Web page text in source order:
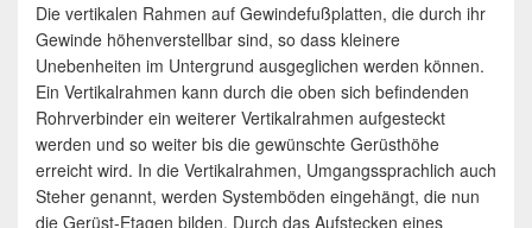
Die vertikalen Rahmen auf Gewindefußplatten, die durch ihr
Gewinde höhenverstellbar sind, so dass kleinere
Unebenheiten im Untergrund ausgeglichen werden können.
Ein Vertikalrahmen kann durch die oben sich befindenden
Rohrverbinder ein weiterer Vertikalrahmen aufgesteckt
werden und so weiter bis die gewünschte Gerüsthöhe
erreicht wird. In die Vertikalrahmen, Umgangssprachlich auch
Steher genannt, werden Systemböden eingehängt, die nun
die Gerüst-Etagen bilden. Durch das Aufstecken eines